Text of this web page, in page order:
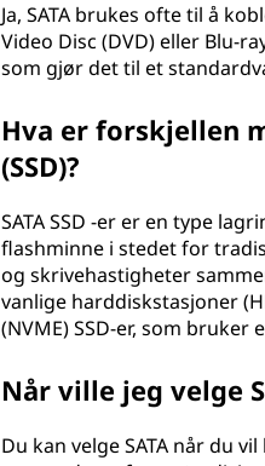
Ja, SATA brukes ofte til å
Video Disc (DVD) eller Blu-
som gjør det til et
Hva er forskjellen
(SSD)?
SATA SSD -er er en type
flashminne i stedet for
og skrivehastigheter
vanlige harddiskstasjoner
(NVME) SSD-er, som
Når ville jeg velge
Du kan velge SATA når du